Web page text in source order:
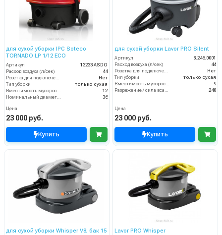
для сухой уборки IPC Soteco
TORNADO LP 1/12 ECO
Артикул
13233 ASDO
Расход воздуха (л/сек)
44
Нет
Тип уборки
только сухая
12
36
Цена
23 000 руб.
Купить
для сухой уборки Lavor PRO Silent
Артикул
8.246.0001
Расход воздуха (л/сек)
44
Нет
Тип уборки
только сухая
9
240
Цена
23 000 руб.
Купить
для сухой уборки Whisper V8; бак 15
Lavor PRO Whisper